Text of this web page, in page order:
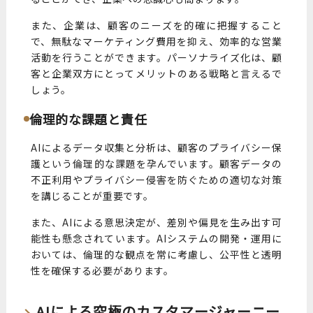
また、企業は、顧客のニーズを的確に把握すること
で、無駄なマーケティング費用を抑え、効率的な営業
活動を行うことができます。パーソナライズ化は、顧
客と企業双方にとってメリットのある戦略と言えるで
しょう。
倫理的な課題と責任
AIによるデータ収集と分析は、顧客のプライバシー保
護という倫理的な課題を孕んでいます。顧客データの
不正利用やプライバシー侵害を防ぐための適切な対策
を講じることが重要です。
また、AIによる意思決定が、差別や偏見を生み出す可
能性も懸念されています。AIシステムの開発・運用に
おいては、倫理的な観点を常に考慮し、公平性と透明
性を確保する必要があります。